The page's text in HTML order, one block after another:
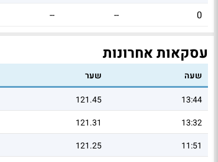
0
--
--
עסקאות אחרונות
שעה שער
13:44
121.45
13:32
121.31
11:51
121.25